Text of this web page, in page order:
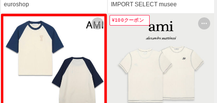
euroshop IMPORT SELECT musee
¥100クーポン